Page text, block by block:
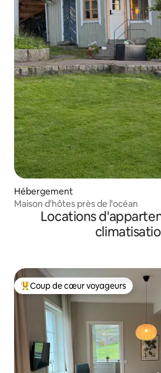
Hébergement
Maison d'hôtes près de l'océan
Locations
Coups de cœur voyageurs les plus
Coup de cœur voyageurs